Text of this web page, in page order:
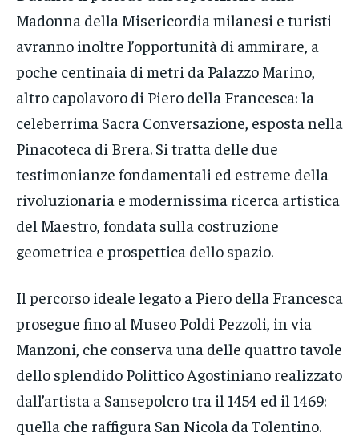
Madonna della Misericordia milanesi e turisti
avranno inoltre l’opportunità di ammirare, a
poche centinaia di metri da Palazzo Marino,
altro capolavoro di Piero della Francesca: la
celeberrima Sacra Conversazione, esposta nella
Pinacoteca di Brera. Si tratta delle due
testimonianze fondamentali ed estreme della
rivoluzionaria e modernissima ricerca artistica
del Maestro, fondata sulla costruzione
geometrica e prospettica dello spazio.
Il percorso ideale legato a Piero della Francesca
prosegue fino al Museo Poldi Pezzoli, in via
Manzoni, che conserva una delle quattro tavole
dello splendido Polittico Agostiniano realizzato
dall’artista a Sansepolcro tra il 1454 ed il 1469:
quella che raffigura San Nicola da Tolentino.